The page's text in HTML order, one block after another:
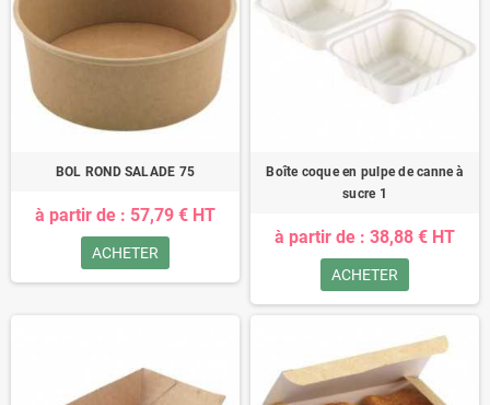
BOL ROND SALADE 75
à partir de : 57,79 € HT
ACHETER
Boîte coque en pulpe de canne à
sucre 1
à partir de : 38,88 € HT
ACHETER